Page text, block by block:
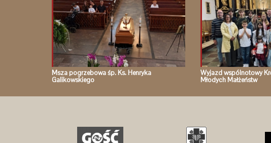
Msza pogrzebowa śp. Ks. Henryka
Galikowskiego
Wyjazd wspólnotowy
Młodych Małżeństw